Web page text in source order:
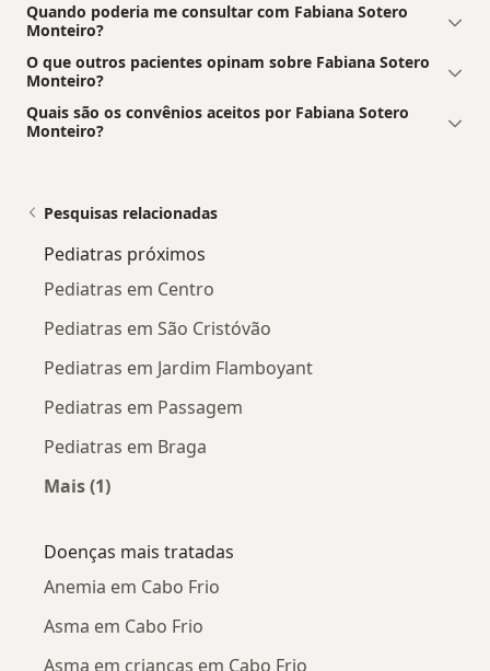
Quando poderia me consultar com Fabiana Sotero
Monteiro?
O que outros pacientes opinam sobre Fabiana Sotero
Monteiro?
Quais são os convênios aceitos por Fabiana Sotero
Monteiro?
Pesquisas relacionadas
Pediatras próximos
Pediatras em Centro
Pediatras em São Cristóvão
Pediatras em Jardim Flamboyant
Pediatras em Passagem
Pediatras em Braga
Mais (1)
Doenças mais tratadas
Anemia em Cabo Frio
Asma em Cabo Frio
Asma em crianças em Cabo Frio